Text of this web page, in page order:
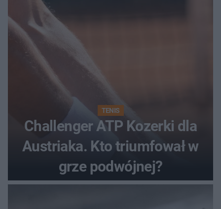
TENIS
Challenger ATP Kozerki dla
Austriaka. Kto triumfował w
grze podwójnej?